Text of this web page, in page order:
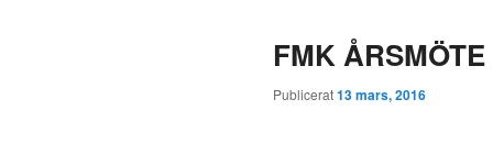
FMK ÅRSMÖTE
Publicerat13 mars, 2016